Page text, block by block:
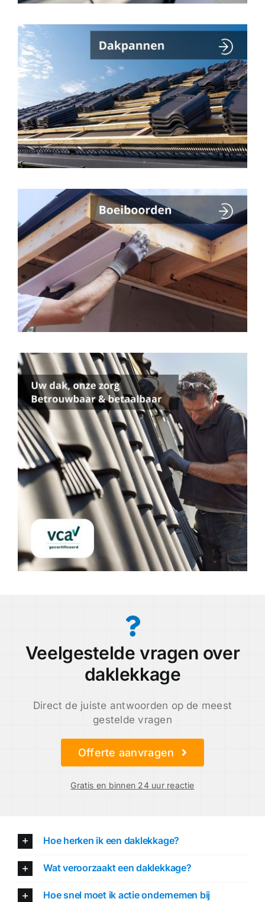
Veelgestelde vragen over
daklekkage
Direct de juiste antwoorden op de meest
gestelde vragen
Offerte aanvragen
Gratis en binnen 24 uur reactie
Hoe herken ik een daklekkage?
Wat veroorzaakt een daklekkage?
Hoe snel moet ik actie ondernemen bij